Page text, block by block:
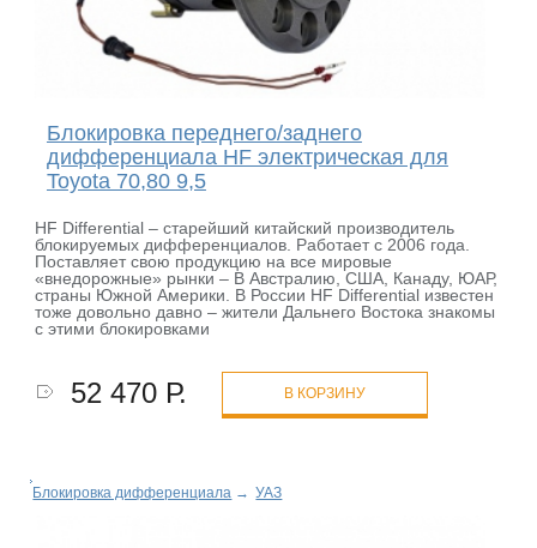
Блокировка переднего/заднего
дифференциала HF электрическая для
Toyota 70,80 9,5
HF Differential – старейший китайский производитель
блокируемых дифференциалов. Работает с 2006 года.
Поставляет свою продукцию на все мировые
«внедорожные» рынки – В Австралию, США, Канаду, ЮАР,
страны Южной Америки. В России HF Differential известен
тоже довольно давно – жители Дальнего Востока знакомы
с этими блокировками
52 470 Р. В КОРЗИНУ
Блокировка дифференциала → УАЗ